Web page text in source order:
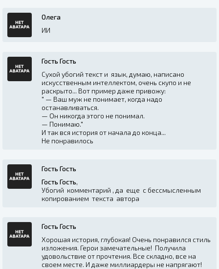
Олега
ИИ
Гость Гость
Сухой убогий текст и язык, думаю, написано
искусственным интеллектом, очень скупо и не
раскрыто... Вот пример даже привожу:
" — Ваш муж не понимает, когда надо
останавливаться.
— Он никогда этого не понимал.
— Понимаю."
И так вся история от начала до конца...
Не понравилось
Гость Гость
Гость Гость,
Убогий комментарий , да еще с бессмысленным
копированием текста автора
Гость Гость
Хорошая история, глубокая! Очень понравился стиль
изложения. Герои замечательные! Получила
удовольствие от прочтения. Все складно, все на
своем месте. И даже миллиардеры не напрягают!